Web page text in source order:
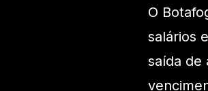
O
salários
saída de